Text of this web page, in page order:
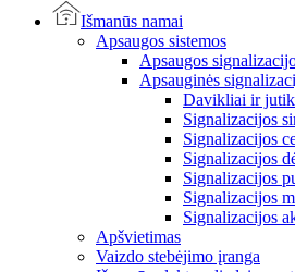
Išmanūs namai
Apsaugos sistemos
Apsaugos
Apsauginės
Davikliai ir
Signalizacijos
Signalizacijos
Signalizacijos
Signalizacijos
Signalizacijos
Signalizacijos
Apšvietimas
Vaizdo stebėjimo įranga